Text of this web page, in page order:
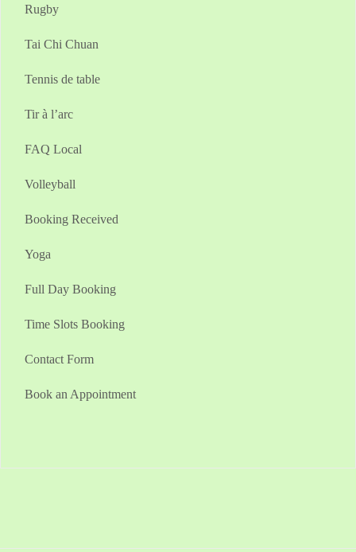
Rugby
Tai Chi Chuan
Tennis de table
Tir à l’arc
FAQ Local
Volleyball
Booking Received
Yoga
Full Day Booking
Time Slots Booking
Contact Form
Book an Appointment